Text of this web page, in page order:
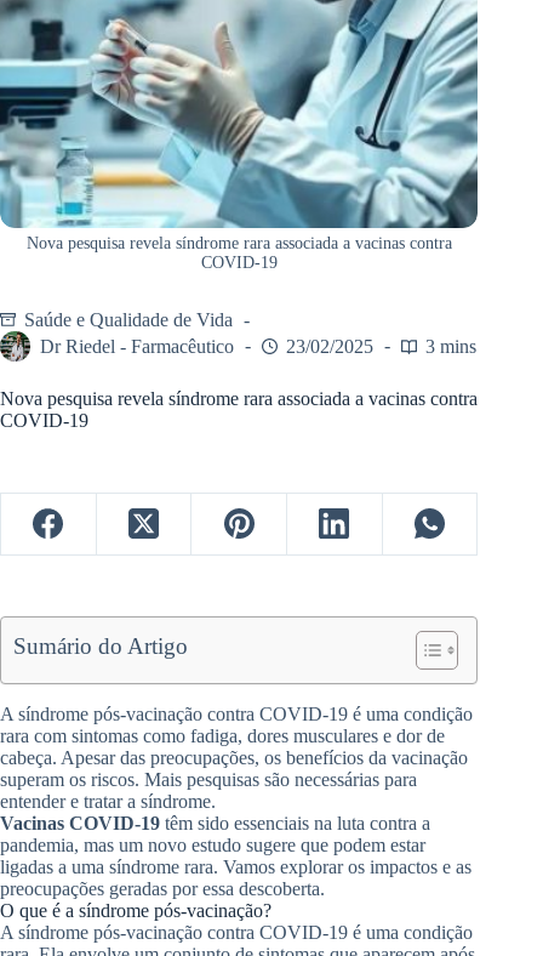
Nova pesquisa revela síndrome rara associada a vacinas contra
COVID-19
Saúde e Qualidade de Vida
Dr Riedel - Farmacêutico
23/02/2025 3 mins
Nova pesquisa revela síndrome rara associada a vacinas contra
COVID-19
Sumário do Artigo
A síndrome pós-vacinação contra COVID-19 é uma condição
rara com sintomas como fadiga, dores musculares e dor de
cabeça. Apesar das preocupações, os benefícios da vacinação
superam os riscos. Mais pesquisas são necessárias para
entender e tratar a síndrome.
Vacinas COVID-19 têm sido essenciais na luta contra a
pandemia, mas um novo estudo sugere que podem estar
ligadas a uma síndrome rara. Vamos explorar os impactos e as
preocupações geradas por essa descoberta.
O que é a síndrome pós-vacinação?
A síndrome pós-vacinação contra COVID-19 é uma condição